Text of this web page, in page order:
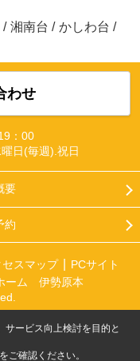
/ 湘南台 / かしわ台 /
わせ
：00
日(毎週).祝日
要
約
セスマップ
PCサイト
ーム 伊勢原本
サービス向上検討を目的と
をご確認ください。